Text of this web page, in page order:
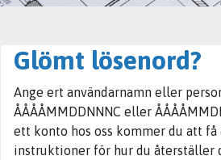
Glömt lösenord?
Ange ert användarnamn eller
ÅÅÅÅMMDDNNNC eller
ett konto hos oss kommer du att få
instruktioner för hur du återställer